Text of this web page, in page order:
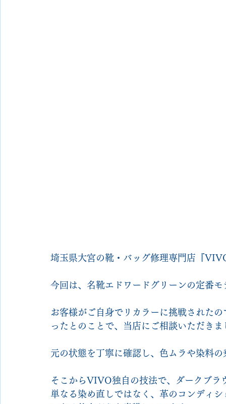
埼玉県大宮の靴・バッグ修理専門店『
今回は、名靴エドワードグリーンの定番
お客様がご自身でリカラーに挑戦された
ったとのことで、当店にご相談いただきま
元の状態を丁寧に確認し、色ムラや染料
そこからVIVO独自の技法で、ダークブラ
単なる染め直しではなく、革のコンディ